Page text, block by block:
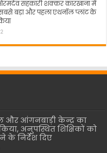
सहकारी शक्कर कारखाना में
सबसे बड़ा और पहला एथनॉल प्लांट के
आंगनबाड़ी केन्द्र का
अनुपस्थित शिक्षिकों को
के निर्देश दिए